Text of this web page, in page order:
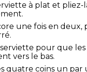
à plat et pliez-
une fois en deux,
pour que les
vers le bas.
quatre coins un par